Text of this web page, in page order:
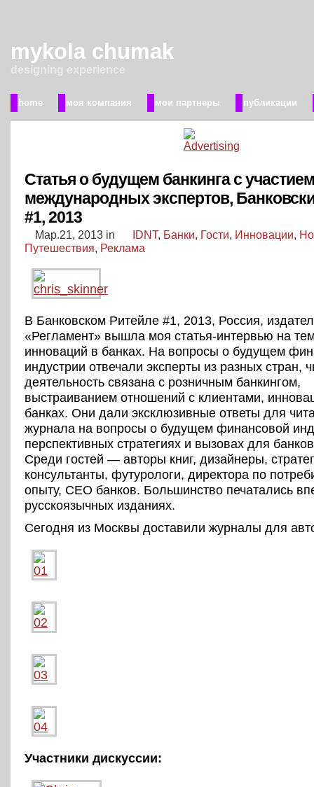
mykola chumak
home моя компания мои партнеры публикации
Статья о будущем банкинга с участием
международных экспертов,
#1, 2013
Мар.21, 2013 in IDNT, Банки, Гости, Инновации,
Путешествия, Реклама
В Банковском Ритейле #1, 2013, Россия,
«Регламент» вышла моя статья-интервью на
инноваций в банках. На вопросы о будущем
индустрии отвечали эксперты из разных стран,
деятельность связана с розничным банкингом,
выстраиванием отношений с клиентами,
банках. Они дали эксклюзивные ответы для
журнала на вопросы о будущем финансовой
перспективных стратегиях и вызовах для
Среди гостей — авторы книг, дизайнеры,
консультанты, футурологи, директора по
опыту, CEO банков. Большинство печатались
русскоязычных изданиях.
Сегодня из Москвы доставили журналы для
Участники дискуссии: